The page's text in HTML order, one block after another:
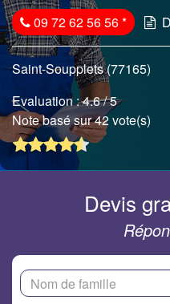
09 72 62 56 56*
Saint-Soupplets (77165)
Evaluation :4.6/ 5
Note basé sur 42 vote(s)
Devis